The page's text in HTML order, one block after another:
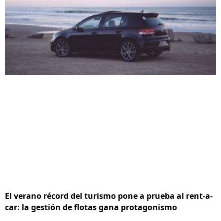
El verano récord del turismo pone a prueba al rent-a-
car: la gestión de flotas gana protagonismo